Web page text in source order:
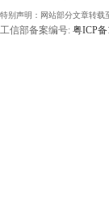
特别声明：网站部分文章转载
工信部备案编号: 粤ICP备